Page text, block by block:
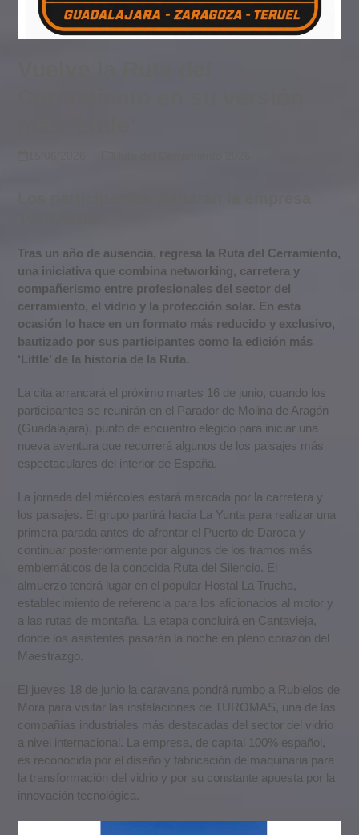
Tras un año de ausencia, regresa la Ruta del Cerramiento,
una iniciativa que combina networking, carretera y
compañerismo entre profesionales del sector del
cerramiento, el vidrio y la protección solar. En esta
ocasión lo hace en un formato más reducido y exclusivo,
bautizado por sus participantes como la edición más
‘Little’ de la historia de la Ruta.
La cita arrancará el próximo martes 16 de junio, cuando los
participantes se reunirán en el Parador de Molina de Aragón
(Guadalajara), punto de encuentro elegido para iniciar una
nueva aventura que recorrerá algunos de los paisajes más
espectaculares del interior de España.
La jornada del miércoles estará marcada por la carretera y
los paisajes. El grupo partirá hacia La Yunta para realizar una
primera parada antes de afrontar el Puerto de Daroca y
continuar posteriormente por algunos de los tramos más
emblemáticos de la conocida Ruta del Silencio. El
almuerzo tendrá lugar en el popular Hostal La Trucha,
establecimiento de referencia para los aficionados al motor y
a las rutas de montaña. La etapa concluirá en Cantavieja,
donde los asistentes pasarán la noche en pleno corazón del
Maestrazgo.
El jueves 18 de junio la caravana pondrá rumbo a Rubielos de
Mora para visitar las instalaciones de TUROMAS, una de las
compañías industriales más destacadas del sector del vidrio
a nivel internacional. La empresa, de capital 100% español,
es reconocida por el diseño y fabricación de maquinaria para
la transformación del vidrio y por su constante apuesta por la
innovación tecnológica.